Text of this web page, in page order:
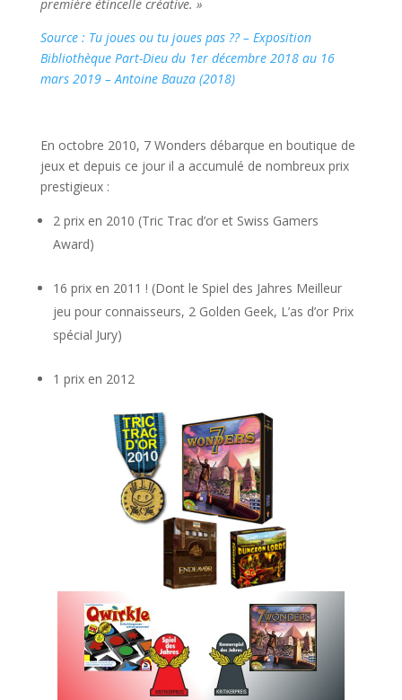
première étincelle créative. »
Source : Tu joues ou tu joues pas ?? – Exposition
Bibliothèque Part-Dieu du 1er décembre 2018 au 16
mars 2019 – Antoine Bauza (2018)
En octobre 2010, 7 Wonders débarque en boutique de
jeux et depuis ce jour il a accumulé de nombreux prix
prestigieux :
2 prix en 2010 (Tric Trac d’or et Swiss Gamers
Award)
16 prix en 2011 ! (Dont le Spiel des Jahres Meilleur
jeu pour connaisseurs, 2 Golden Geek, L’as d’or Prix
spécial Jury)
1 prix en 2012